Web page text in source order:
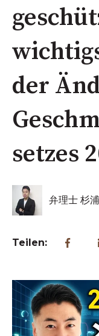
der
setzes
弁理士 杉
Teilen: